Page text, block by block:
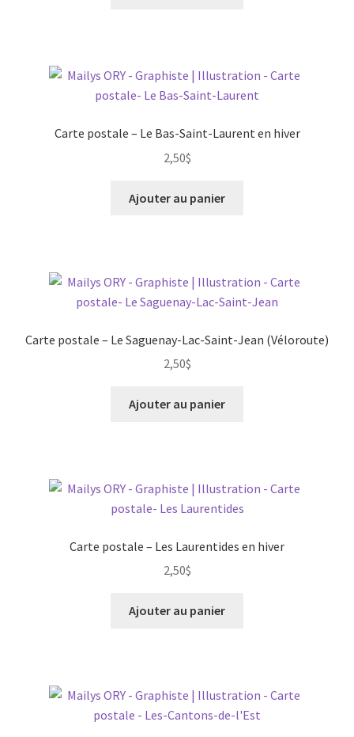
Carte postale – Le Bas-Saint-Laurent en hiver
2,50$
Ajouter au panier
Carte postale – Le Saguenay-Lac-Saint-Jean (Véloroute)
2,50$
Ajouter au panier
Carte postale – Les Laurentides en hiver
2,50$
Ajouter au panier